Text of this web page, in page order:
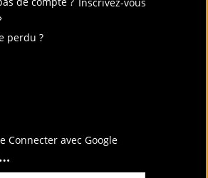
perdu ?
Connecter avec Google